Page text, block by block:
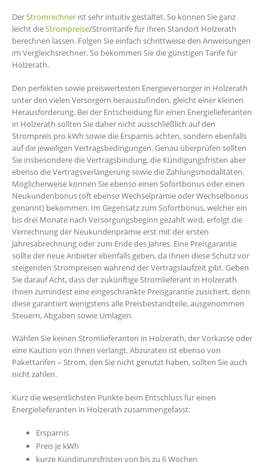
DerStromrechner ist sehr intuitiv gestaltet. So können Sie ganz
leicht dieStrompreise/Stromtarife für Ihren Standort Holzerath
berechnen lassen. Folgen Sie einfach schrittweise den Anweisungen
im Vergleichsrechner. So bekommen Sie die günstigen Tarife für
Holzerath.
Den perfekten sowie preiswertesten Energieversorger in Holzerath
unter den vielen Versorgern herauszufinden, gleicht einer kleinen
Herausforderung. Bei der Entscheidung für einen Energielieferanten
in Holzerath sollten Sie daher nicht ausschließlich auf den
Strompreis pro kWh sowie die Ersparnis achten, sondern ebenfalls
auf die jeweiligen Vertragsbedingungen. Genau überprüfen sollten
Sie insbesondere die Vertragsbindung, die Kündigungsfristen aber
ebenso die Vertragsverlängerung sowie die Zahlungsmodalitäten.
Möglicherweise können Sie ebenso einen Sofortbonus oder einen
Neukundenbonus (oft ebenso Wechselprämie oder Wechselbonus
genannt) bekommen. Im Gegensatz zum Sofortbonus, welcher ein
bis drei Monate nach Versorgungsbeginn gezahlt wird, erfolgt die
Verrechnung der Neukundenprämie erst mit der ersten
Jahresabrechnung oder zum Ende des Jahres. Eine Preisgarantie
sollte der neue Anbieter ebenfalls geben, da Ihnen diese Schutz vor
steigenden Strompreisen während der Vertragslaufzeit gibt. Geben
Sie darauf Acht, dass der zukünftige Stromlieferant in Holzerath
Ihnen zumindest eine eingeschränkte Preisgarantie zusichert, denn
diese garantiert wenigstens alle Preisbestandteile, ausgenommen
Steuern, Abgaben sowie Umlagen.
Wählen Sie keinen Stromlieferanten in Holzerath, der Vorkasse oder
eine Kaution von Ihnen verlangt. Abzuraten ist ebenso von
Pakettarifen – Strom, den Sie nicht genutzt haben, sollten Sie auch
nicht zahlen.
Kurz die wesentlichsten Punkte beim Entschluss für einen
Energielieferanten in Holzerath zusammengefasst:
Ersparnis
Preis je kWh
kurze Kündigungsfristen von bis zu 6 Wochen